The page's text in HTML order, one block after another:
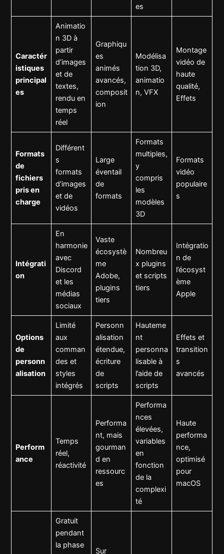
es
Caractér
istiques
principal
es
Animatio
n 3D à
partir
d’images
et de
textes,
rendu en
temps
réel
Graphiqu
es
animés
avancés,
composit
ion
Modélisa
tion 3D,
animatio
n, VFX
Montage
vidéo de
haute
qualité,
Effets
Formats
de
fichiers
pris en
charge
Différent
s
formats
d’images
et de
vidéos
Large
éventail
de
formats
Formats
multiples,
y
compris
les
modèles
3D
Formats
vidéo
populaire
s
Intégrati
on
En
harmonie
avec
Discord
et les
médias
sociaux
Vaste
écosystè
me
Adobe,
plugins
tiers
Nombreu
x plugins
et scripts
tiers
Intégratio
n de
l’écosyst
ème
Apple
Options
de
personn
alisation
Limité
aux
comman
des et
styles
intégrés
Personn
alisation
étendue,
écriture
de
scripts
Hauteme
nt
personna
lisable à
l’aide de
scripts
Effets et
transition
s
avancés
Perform
ance
Temps
réel,
réactivité
Performa
nt, mais
gourman
d en
ressourc
es
Performa
nces
élevées,
variables
en
fonction
de la
complexi
té
Haute
performa
nce,
optimisé
pour
macOS
Gratuit
pendant
la phase
Sur